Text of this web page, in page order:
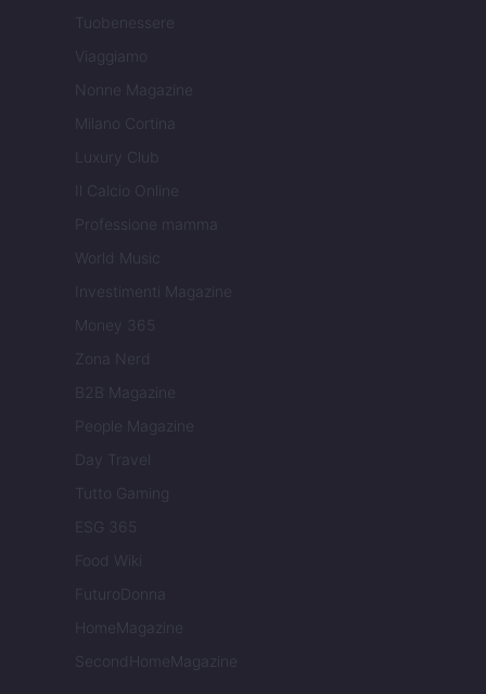
Tuobenessere
Viaggiamo
Nonne Magazine
Milano Cortina
Luxury Club
Il Calcio Online
Professione mamma
World Music
Investimenti Magazine
Money 365
Zona Nerd
B2B Magazine
People Magazine
Day Travel
Tutto Gaming
ESG 365
Food Wiki
FuturoDonna
HomeMagazine
SecondHomeMagazine